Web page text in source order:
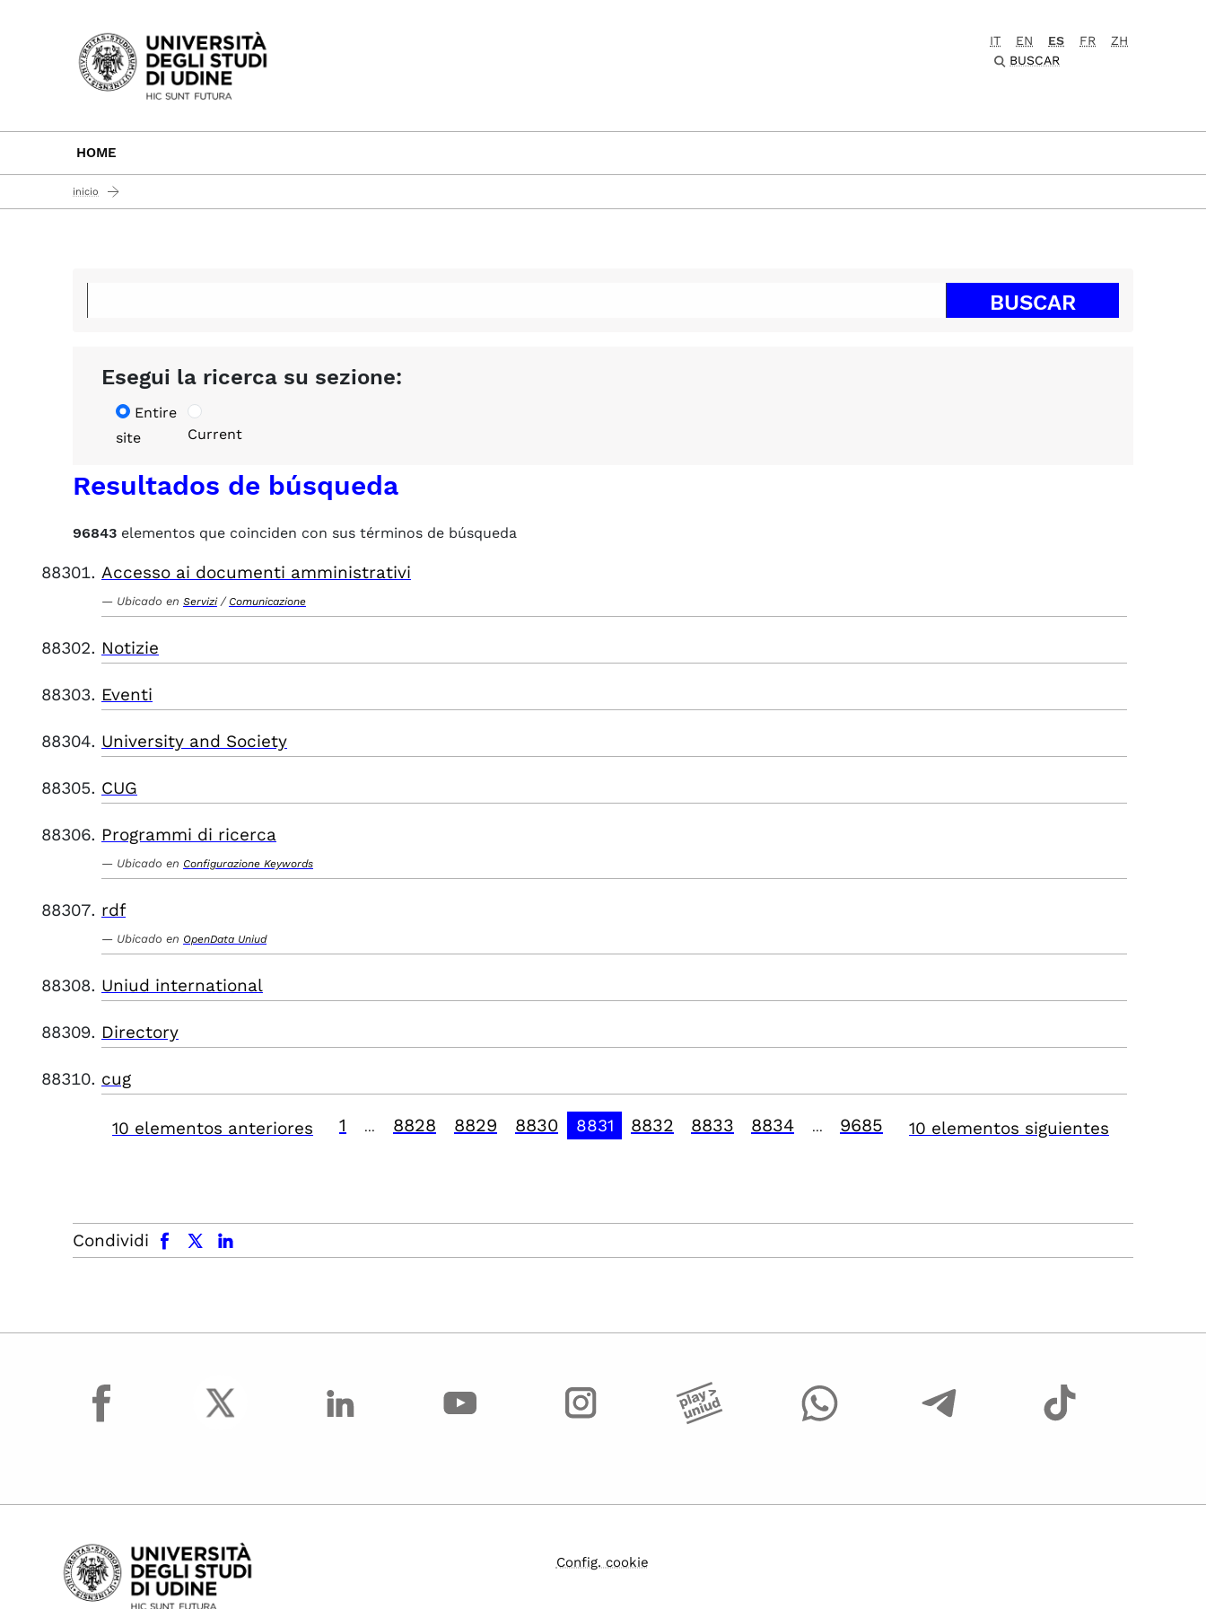
Passa al contenuto principale
IT EN ES FR
ZH
BUSCAR
HOME
inicio
Esegui la ricerca su sezione:
Entire
site
Current
Resultados de búsqueda
96843 elementos que coinciden con sus términos de búsqueda
Accesso ai documenti amministrativi
Ubicado en Servizi / Comunicazione
Notizie
Eventi
University and Society
CUG
Programmi di ricerca
Ubicado en Configurazione Keywords
rdf
Ubicado en OpenData Uniud
Uniud international
Directory
cug
10 elementos anteriores 1 8828 8829 8830 8831 8832 8833 8834 9685 10 elementos siguientes
Condividi
facebook x.com linkedin
facebook
Config. cookie